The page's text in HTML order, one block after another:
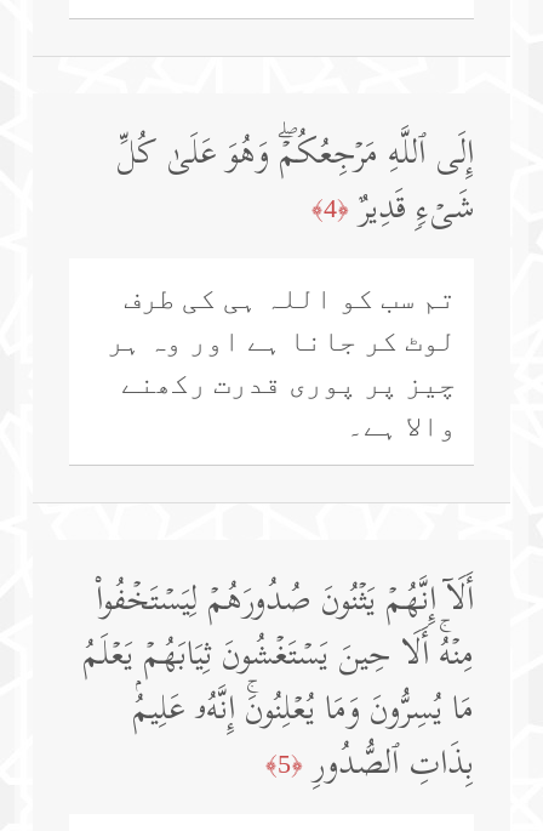
إِلَى ٱللَّهِ مَرۡجِعُكُمۡۖ وَهُوَ عَلَىٰ كُلِّ
شَیۡءࣲ قَدِیرٌ ﴿4﴾
تم سب کو اللہ ہی کی طرف
لوٹ کر جانا ہے اور وہ ہر
چیز پر پوری قدرت رکھنے
والا ہے۔
أَلَاۤ إِنَّهُمۡ یَثۡنُونَ صُدُورَهُمۡ لِیَسۡتَخۡفُوا۟
مِنۡهُۚ أَلَا حِینَ یَسۡتَغۡشُونَ ثِیَابَهُمۡ یَعۡلَمُ
مَا یُسِرُّونَ وَمَا یُعۡلِنُونَۚ إِنَّهُۥ عَلِیمُۢ
بِذَاتِ ٱلصُّدُورِ ﴿5﴾